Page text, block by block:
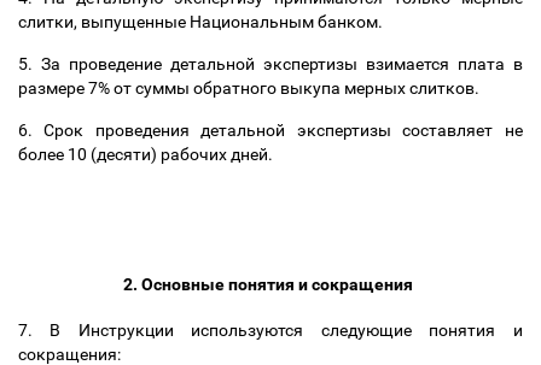
слитки, выпущенные Национальным банком.
5. За проведение детальной экспертизы взимается плата в
размере 7% от суммы обратного выкупа мерных слитков.
6. Срок проведения детальной экспертизы составляет не
более 10 (десяти) рабочих дней.
2. Основные понятия и сокращения
7. В Инструкции используются следующие понятия и
сокращения: